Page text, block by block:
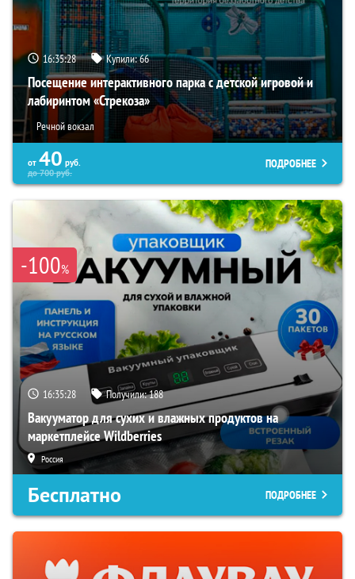
16:35:26 Купили:66
Посещение интерактивного парка с детской игровой и
лабиринтом «Стрекоза»
Речной вокзал
от 40 руб.
до700руб.
ПОДРОБНЕЕ
-100%
16:35:26 Получили:188
Вакууматор для сухих и влажных продуктов на
маркетплейсе Wildberries
Россия
Бесплатно ПОДРОБНЕЕ